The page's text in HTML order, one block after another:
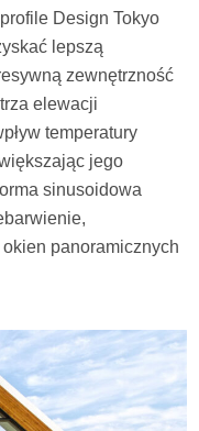
Design Tokyo
lepszą
zewnętrzność
elewacji
temperatury
jego
sinusoidowa
panoramicznych